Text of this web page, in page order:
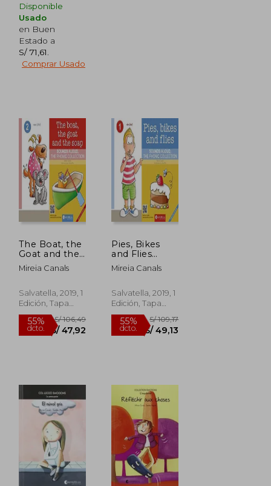
55%
dcto.
S/ 147,54
S/ 66,39
55%
dcto.
S/ 106,49
S/ 47,92
40%
dcto.
S/ 193,94
S/ 116,36
Disponible
Usado
en Buen
Estado a
S/ 71,61
Comprar Usado
55%
dcto.
S/ 106,49
S/ 47,92
The Boat, the
Goat and the
Soap (Sounds
Aloud, the
Collection 2)
(en Inglés)
Mireia Canals
Salvatella, 2019, 1
Edición, Tapa
Blanda, Nuevo
Pies, Bikes
and Flies
(Sounds
Aloud, the
Collection 1)
(en Inglés)
Mireia Canals
Salvatella, 2019, 1
Edición, Tapa
Blanda, Nuevo